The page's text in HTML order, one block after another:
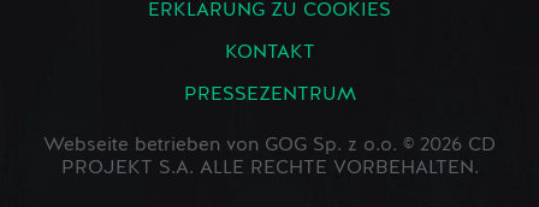
ERKLÄRUNG ZU COOKIES
KONTAKT
PRESSEZENTRUM
Webseite betrieben von GOG Sp. z o.o. © 2026 CD
PROJEKT S.A. ALLE RECHTE VORBEHALTEN.